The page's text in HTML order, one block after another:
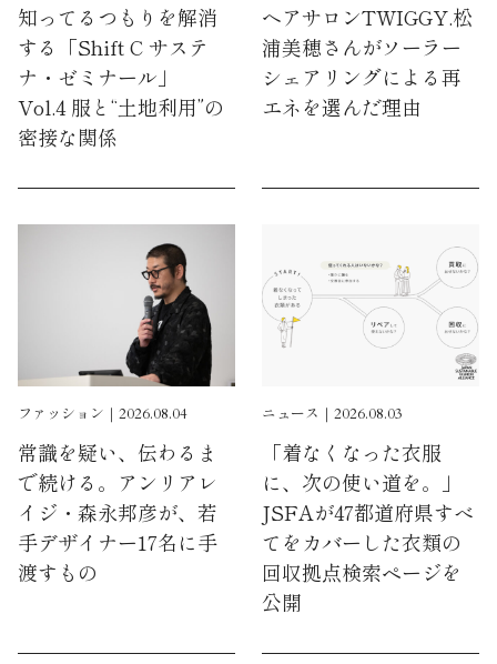
知ってるつもりを解消
する「Shift C サステ
ナ・ゼミナール」
Vol.4 服と“土地利用”の
密接な関係
ヘアサロンTWIGGY.松
浦美穂さんがソーラー
シェアリングによる再
エネを選んだ理由
ファッション｜2026.08.04
常識を疑い、伝わるま
で続ける。アンリアレ
イジ・森永邦彦が、若
手デザイナー17名に手
渡すもの
ニュース｜2026.08.03
「着なくなった衣服
に、次の使い道を。」
JSFAが47都道府県すべ
てをカバーした衣類の
回収拠点検索ページを
公開